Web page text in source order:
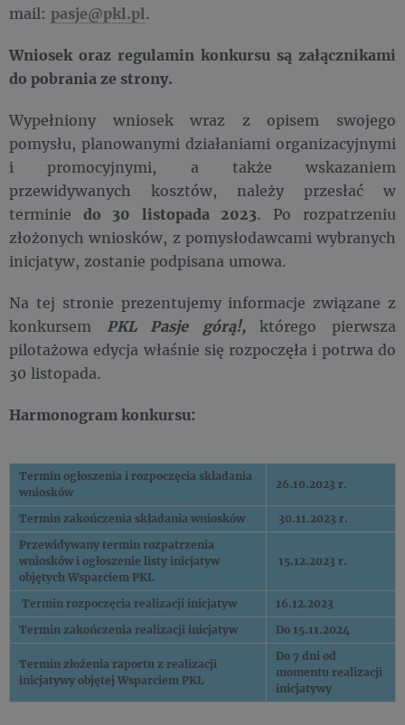
mail: pasje@pkl.pl.
Wniosek oraz regulamin konkursu są załącznikami
do pobrania ze strony.
Wypełniony wniosek wraz z opisem swojego
pomysłu, planowanymi działaniami organizacyjnymi
i promocyjnymi, a także wskazaniem
przewidywanych kosztów, należy przesłać w
terminiedo 30 listopada 2023. Po rozpatrzeniu
złożonych wniosków, z pomysłodawcami wybranych
inicjatyw, zostanie podpisana umowa.
Na tej stronie prezentujemy informacje związane z
konkursem
PKL Pasje górą!,którego pierwsza
pilotażowa edycja właśnie się rozpoczęła i potrwa do
30 listopada.
Harmonogram konkursu:
Termin ogłoszenia i rozpoczęcia składania
wniosków
26.10.2023 r.
Termin zakończenia składania wniosków
30.11.2023 r.
Przewidywany termin rozpatrzenia
wniosków i ogłoszenie listy inicjatyw
objętych Wsparciem PKL
15.12.2023 r.
Termin rozpoczęcia realizacji inicjatyw
16.12.2023
Termin zakończenia realizacji inicjatyw
Do 15.11.2024
Termin złożenia raportu z realizacji
inicjatywy objętej Wsparciem PKL
Do 7 dni od
momentu realizacji
inicjatywy